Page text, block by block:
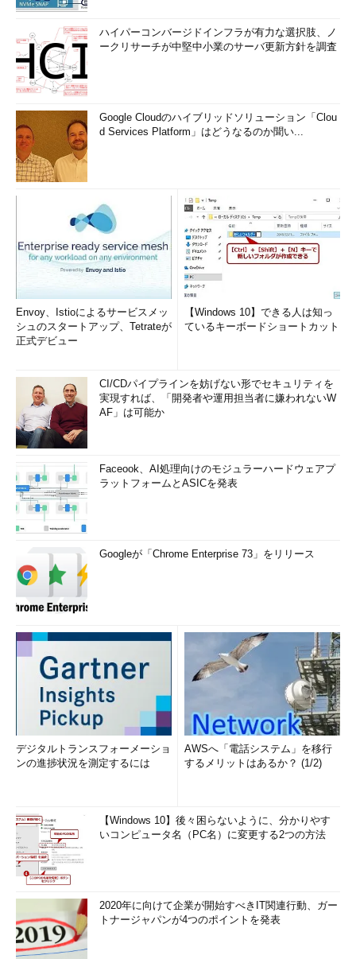
でもそれをやめたら自分のキャリアも終わりか
な
ハイパーコンバージドインフラが有力な選択肢、ノ
ークリサーチが中堅中小業のサーバ更新方針を調査
Google Cloudのハイブリッドソリューション「Clou
d Services Platform」はどうなるのか聞い...
Envoy、Istioによるサービスメッ
シュのスタートアップ、Tetrateが
正式デビュー
【Windows 10】できる人は知っ
ているキーボードショートカット
CI/CDパイプラインを妨げない形でセキュリティを
実現すれば、「開発者や運用担当者に嫌われないW
AF」は可能か
Faceook、AI処理向けのモジュラーハードウェアプ
ラットフォームとASICを発表
Googleが「Chrome Enterprise 73」をリリース
デジタルトランスフォーメーショ
ンの進捗状況を測定するには
AWSへ「電話システム」を移行
するメリットはあるか？ (1/2)
【Windows 10】後々困らないように、分かりやす
いコンピュータ名（PC名）に変更する2つの方法
2020年に向けて企業が開始すべきIT関連行動、ガー
トナージャパンが4つのポイントを発表